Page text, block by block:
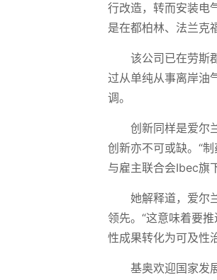
行改造，转而安装电
是在都柏林、法兰克
该公司已在劳斯
过从单纯从事离岸油
调。
创新同样是爱尔
创新亦不可或缺。“
与雇主联合会Ibec旗
她解释道，爱尔
领先。“这意味着要
性成果转化为可及性
基奥欢迎国家发